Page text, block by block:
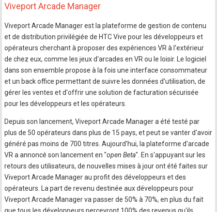
Viveport Arcade Manager
Viveport Arcade Manager est la plateforme de gestion de contenu
et de distribution privilégiée de HTC Vive pour les développeurs et
opérateurs cherchant à proposer des expériences VR à l'extérieur
de chez eux, comme les jeux d'arcades en VR ou le loisir. Le logiciel
dans son ensemble propose à la fois une interface consommateur
et un back office permettant de suivre les données d'utilisation, de
gérer les ventes et d'offrir une solution de facturation sécurisée
pour les développeurs et les opérateurs.
Depuis son lancement, Viveport Arcade Manager a été testé par
plus de 50 opérateurs dans plus de 15 pays, et peut se vanter d'avoir
généré pas moins de 700 titres. Aujourd'hui, la plateforme d'arcade
VR a annoncé son lancement en "open Beta". En s'appuyant sur les
retours des utilisateurs, de nouvelles mises à jour ont été faites sur
Viveport Arcade Manager au profit des développeurs et des
opérateurs. La part de revenu destinée aux développeurs pour
Viveport Arcade Manager va passer de 50% à 70%, en plus du fait